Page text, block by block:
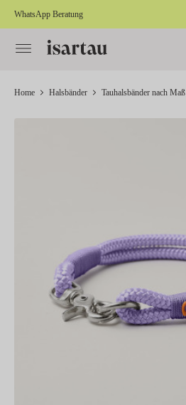
springen
WhatsApp Beratung
Home Halsbänder Tauhalsbänder nach Maß